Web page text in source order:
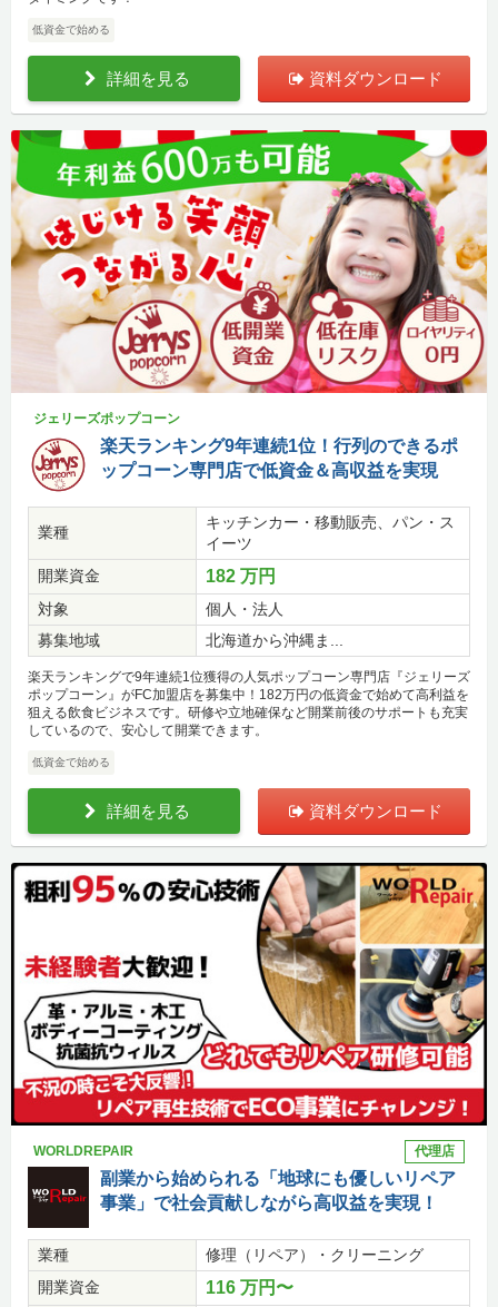
低資金で始める
詳細を見る 資料ダウンロード
ジェリーズポップコーン
楽天ランキング9年連続1位！行列のできるポ
ップコーン専門店で低資金＆高収益を実現
業種
キッチンカー・移動販売、パン・ス
イーツ
開業資金
182 万円
対象
個人・法人
募集地域
北海道から沖縄ま...
楽天ランキングで9年連続1位獲得の人気ポップコーン専門店『ジェリーズ
ポップコーン』がFC加盟店を募集中！182万円の低資金で始めて高利益を
狙える飲食ビジネスです。研修や立地確保など開業前後のサポートも充実
しているので、安心して開業できます。
低資金で始める
詳細を見る 資料ダウンロード
WORLDREPAIR 代理店
副業から始められる「地球にも優しいリペア
事業」で社会貢献しながら高収益を実現！
業種
修理（リペア）・クリーニング
開業資金
116 万円〜